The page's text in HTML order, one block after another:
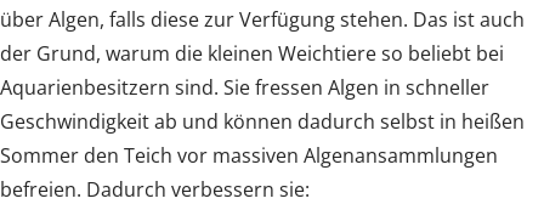
über Algen, falls diese zur Verfügung stehen. Das ist auch
der Grund, warum die kleinen Weichtiere so beliebt bei
Aquarienbesitzern sind. Sie fressen Algen in schneller
Geschwindigkeit ab und können dadurch selbst in heißen
Sommer den Teich vor massiven Algenansammlungen
befreien. Dadurch verbessern sie: